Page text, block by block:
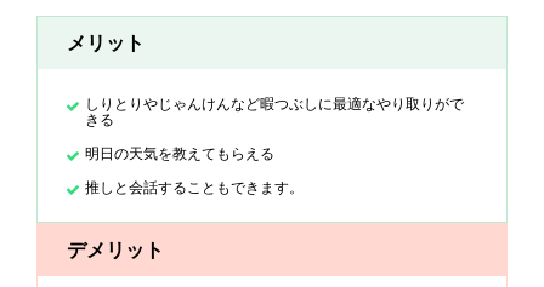
メリット
しりとりやじゃんけんなど暇つぶしに最適なやり取りがで
きる
明日の天気を教えてもらえる
推しと会話することもできます。
デメリット